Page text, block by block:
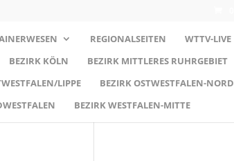
REGIONALSEITEN
WTTV-LIVE
BEZIRK KÖLN
BEZIRK MITTLERES RUHRGEBIET
LIPPE
BEZIRK OSTWESTFALEN-NORD
BEZIRK WESTFALEN-MITTE